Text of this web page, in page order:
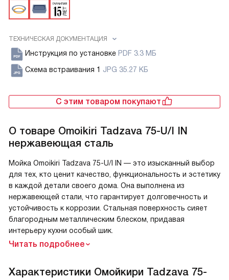
ТЕХНИЧЕСКАЯ ДОКУМЕНТАЦИЯ
Инструкция по установке PDF 3.3 МБ
Схема встраивания 1 JPG 35.27 КБ
С этим товаром покупают
О товаре Omoikiri Tadzava 75-U/I IN
нержавеющая сталь
Мойка Omoikiri Tadzava 75-U/I IN — это изысканный выбор
для тех, кто ценит качество, функциональность и эстетику
в каждой детали своего дома. Она выполнена из
нержавеющей стали, что гарантирует долговечность и
устойчивость к коррозии. Стальная поверхность сияет
благородным металлическим блеском, придавая
интерьеру кухни особый шик.
Читать подробнее
Характеристики Омойкири Tadzava 75-